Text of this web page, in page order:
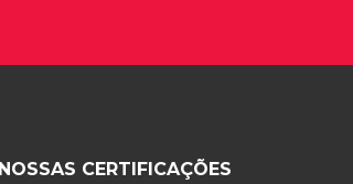
NOSSAS CERTIFICAÇÕES